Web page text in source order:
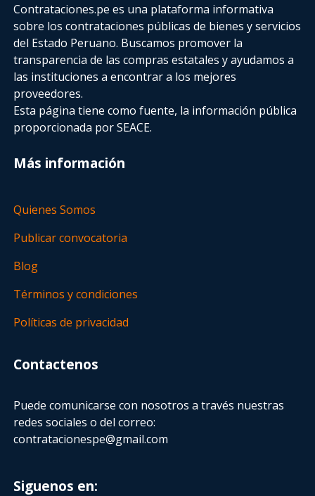
Contrataciones.pe es una plataforma informativa
sobre los contrataciones públicas de bienes y servicios
del Estado Peruano. Buscamos promover la
transparencia de las compras estatalesy ayudamos a
las instituciones a encontrar a los mejores
proveedores.
Esta página tiene como fuente, la información pública
proporcionada por SEACE.
Más información
Quienes Somos
Publicar convocatoria
Blog
Términos y condiciones
Políticas de privacidad
Contactenos
Puede comunicarse con nosotros a través nuestras
redes sociales o del correo:
contratacionespe@gmail.com
Siguenos en: